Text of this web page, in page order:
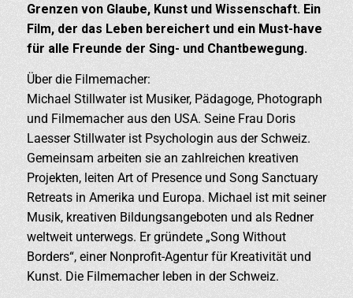
Grenzen von Glaube, Kunst und Wissenschaft. Ein
Film, der das Leben bereichert und ein Must-have
für alle Freunde der Sing- und Chantbewegung.
Über die Filmemacher:
Michael Stillwater ist Musiker, Pädagoge, Photograph
und Filmemacher aus den USA. Seine Frau Doris
Laesser Stillwater ist Psychologin aus der Schweiz.
Gemeinsam arbeiten sie an zahlreichen kreativen
Projekten, leiten Art of Presence und Song Sanctuary
Retreats in Amerika und Europa. Michael ist mit seiner
Musik, kreativen Bildungsangeboten und als Redner
weltweit unterwegs. Er gründete „Song Without
Borders“, einer Nonprofit-Agentur für Kreativität und
Kunst. Die Filmemacher leben in der Schweiz.